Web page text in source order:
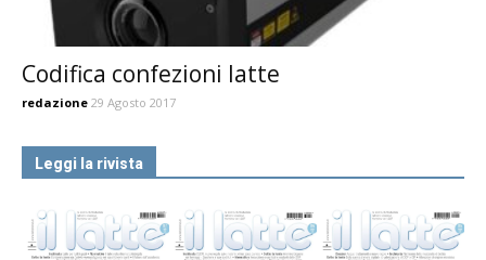
Codifica confezioni latte
redazione 29 Agosto 2017
Leggi la rivista